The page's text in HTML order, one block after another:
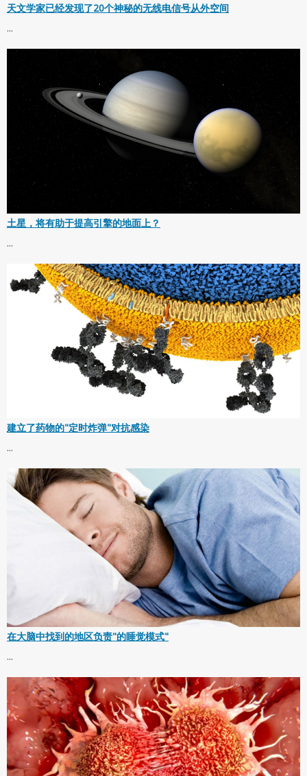
天文学家已经发现了20个神秘的无线电信号从外空间
...
土星，将有助于提高引擎的地面上？
...
建立了药物的"定时炸弹"对抗感染
...
在大脑中找到的地区负责"的睡觉模式"
...